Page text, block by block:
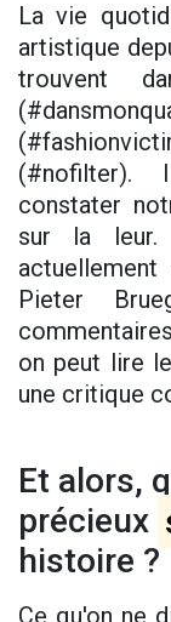
La vie
artistique
trouvent
(#nofilter).
constater
sur la
Pieter
on peut lire le
une critique
Et alors,
précieux
histoire ?